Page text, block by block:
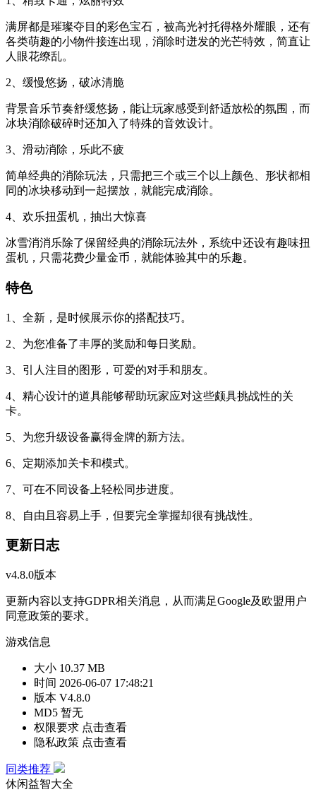
满屏都是璀璨夺目的彩色宝石，被高光衬托得格外耀眼，还有
各类萌趣的小物件接连出现，消除时迸发的光芒特效，简直让
人眼花缭乱。
2、缓慢悠扬，破冰清脆
背景音乐节奏舒缓悠扬，能让玩家感受到舒适放松的氛围，而
冰块消除破碎时还加入了特殊的音效设计。
3、滑动消除，乐此不疲
简单经典的消除玩法，只需把三个或三个以上颜色、形状都相
同的冰块移动到一起摆放，就能完成消除。
4、欢乐扭蛋机，抽出大惊喜
冰雪消消乐除了保留经典的消除玩法外，系统中还设有趣味扭
蛋机，只需花费少量金币，就能体验其中的乐趣。
特色
1、全新，是时候展示你的搭配技巧。
2、为您准备了丰厚的奖励和每日奖励。
3、引人注目的图形，可爱的对手和朋友。
4、精心设计的道具能够帮助玩家应对这些颇具挑战性的关
卡。
5、为您升级设备赢得金牌的新方法。
6、定期添加关卡和模式。
7、可在不同设备上轻松同步进度。
8、自由且容易上手，但要完全掌握却很有挑战性。
更新日志
v4.8.0版本
更新内容以支持GDPR相关消息，从而满足Google及欧盟用户
同意政策的要求。
游戏信息
大小 10.37 MB
时间 2026-06-07 17:48:21
版本 V4.8.0
MD5 暂无
权限要求 点击查看
隐私政策 点击查看
同类推荐
休闲益智大全